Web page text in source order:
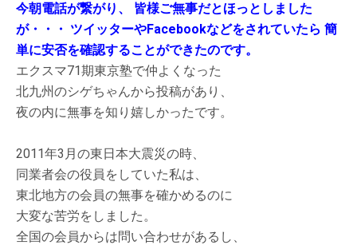
今朝電話が繋がり、
皆様ご無事だとほっとしました
が・・・ ツイッターやFacebookなどをされていたら 簡
単に安否を確認することができたのです。
エクスマ71期東京塾で仲よくなった
北九州のシゲちゃんから投稿があり、
夜の内に無事を知り嬉しかったです。
2011年3月の東日本大震災の時、
同業者会の役員をしていた私は、
東北地方の会員の無事を確かめるのに
大変な苦労をしました。
全国の会員からは問い合わせがあるし、